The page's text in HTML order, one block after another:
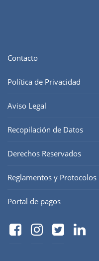
Contacto
Política de Privacidad
Aviso Legal
Recopilación de Datos
Derechos Reservados
Reglamentos y Protocolos
Portal de pagos